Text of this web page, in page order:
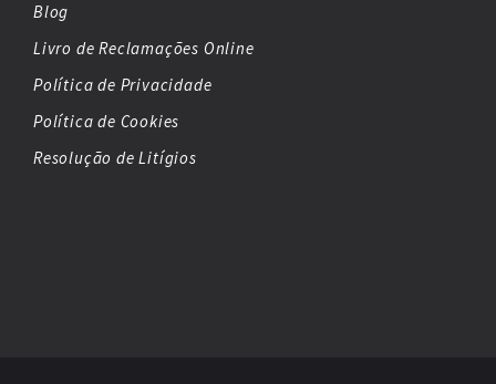
Blog
Livro de Reclamações Online
Política de Privacidade
Política de Cookies
Resolução de Litígios